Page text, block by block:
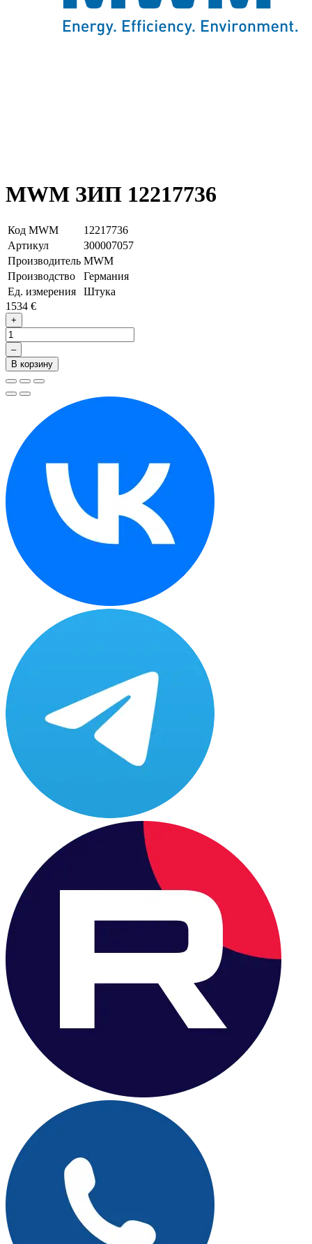
MWM ЗИП 12217736
Код MWM
12217736
Артикул
З00007057
Производитель MWM
Производство
Германия
Ед. измерения
Штука
1534 €
+
–
В корзину